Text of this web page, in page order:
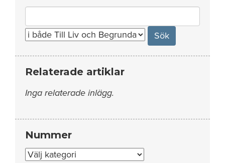
for:
Relaterade artiklar
Inga relaterade inlägg.
Nummer
Nummer